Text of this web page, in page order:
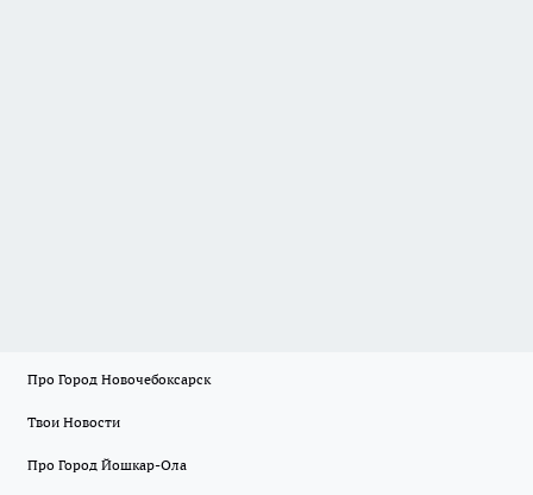
Про Город Новочебоксарск
Твои Новости
Про Город Йошкар-Ола